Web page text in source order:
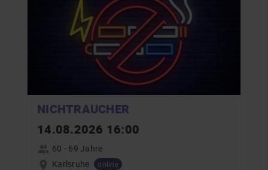
NICHTRAUCHER
14.08.2026 16:00
60 - 69 Jahre
Karlsruhe
online